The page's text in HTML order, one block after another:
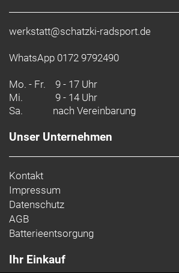
werkstatt@schatzki-radsport.de
WhatsApp 0172 9792490
Mo. - Fr. 9 - 17 Uhr
Mi.
9 - 14 Uhr
Sa.
nach Vereinbarung
Unser Unternehmen
Kontakt
Impressum
Datenschutz
AGB
Batterieentsorgung
Ihr Einkauf